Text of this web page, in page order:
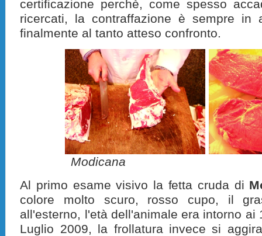
certificazione perchè, come spesso
ricercati, la contraffazione è sempre in
finalmente al tanto atteso confronto.
Modicana
Al primo esame visivo la fetta cruda di
colore molto scuro, rosso cupo, il
all'esterno, l'età dell'animale era intorno ai
Luglio 2009, la frollatura invece si